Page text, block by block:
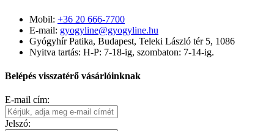
Mobil: +36 20 666-7700
E-mail: gyogyline@gyogyline.hu
Gyógyhír Patika, Budapest, Teleki László tér 5, 1086
Nyitva tartás: H-P: 7-18-ig, szombaton: 7-14-ig.
Belépés visszatérő vásárlóinknak
E-mail cím:
Jelszó: